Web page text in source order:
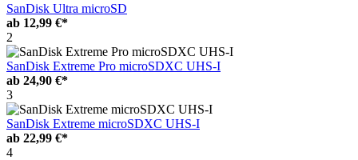
SanDisk Ultra microSD
ab 12,99 €*
2
SanDisk Extreme Pro microSDXC UHS-I
ab 24,90 €*
3
SanDisk Extreme microSDXC UHS-I
ab 22,99 €*
4